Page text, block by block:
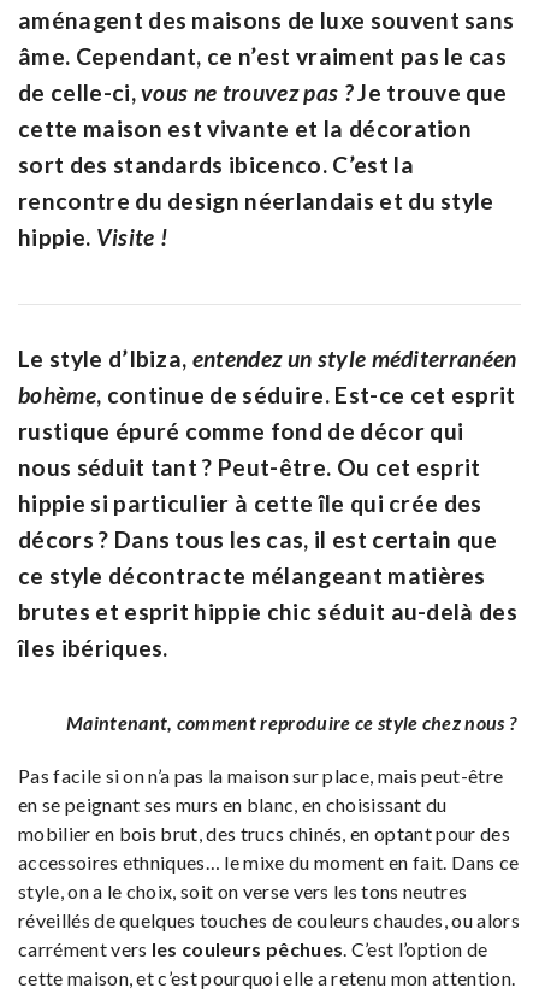
aménagent des maisons de luxe souvent sans
âme. Cependant, ce n’est vraiment pas le cas
de celle-ci,vous ne trouvez pas ?Je trouve que
cette maison est vivante et la décoration
sort des standards ibicenco. C’est la
rencontre du design néerlandais et du style
hippie. Visite !
Le style d’Ibiza, entendez un style méditerranéen
bohème, continue de séduire. Est-ce cet esprit
rustique épuré comme fond de décor qui
nous séduit tant ? Peut-être. Ou cet esprit
hippie si particulier à cette île qui crée des
décors ? Dans tous les cas, il est certain que
ce style décontracte mélangeant matières
brutes et esprit hippie chic séduit au-delà des
îles ibériques.
Maintenant, comment reproduire ce style chez nous ?
Pas facile si on n’a pas la maison sur place, mais peut-être
en se peignant ses murs en blanc, en choisissant du
mobilier en bois brut, des trucs chinés, en optant pour des
accessoires ethniques… le mixe du moment en fait. Dans ce
style, on a le choix, soit on verse vers les tons neutres
réveillés de quelques touches de couleurs chaudes, ou alors
carrément vers les couleurs pêchues. C’est l’option de
cette maison, et c’est pourquoi elle a retenu mon attention.